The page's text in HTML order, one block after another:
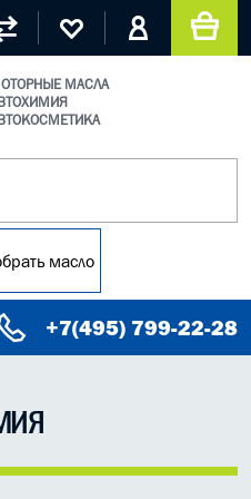
МАСЛА
масло
+7(495) 799-22-28